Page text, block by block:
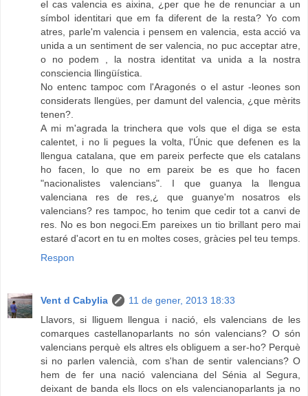
el cas valencia es aixina, ¿per que he de renunciar a un
símbol identitari que em fa diferent de la resta? Yo com
atres, parle'm valencia i pensem en valencia, esta acció va
unida a un sentiment de ser valencia, no puc acceptar atre,
o no podem , la nostra identitat va unida a la nostra
consciencia llingüística.
No entenc tampoc com l'Aragonés o el astur -leones son
considerats llengües, per damunt del valencia, ¿que mèrits
tenen?.
A mi m'agrada la trinchera que vols que el diga se esta
calentet, i no li pegues la volta, l'Únic que defenen es la
llengua catalana, que em pareix perfecte que els catalans
ho facen, lo que no em pareix be es que ho facen
"nacionalistes valencians". I que guanya la llengua
valenciana res de res,¿ que guanye'm nosatros els
valencians? res tampoc, ho tenim que cedir tot a canvi de
res. No es bon negoci.Em pareixes un tio brillant pero mai
estaré d'acort en tu en moltes coses, gràcies pel teu temps.
Respon
Vent d Cabylia
11 de gener, 2013 18:33
Llavors, si lliguem llengua i nació, els valencians de les
comarques castellanoparlants no són valencians? O són
valencians perquè els altres els obliguem a ser-ho? Perquè
si no parlen valencià, com s'han de sentir valencians? O
hem de fer una nació valenciana del Sénia al Segura,
deixant de banda els llocs on els valencianoparlants ja no